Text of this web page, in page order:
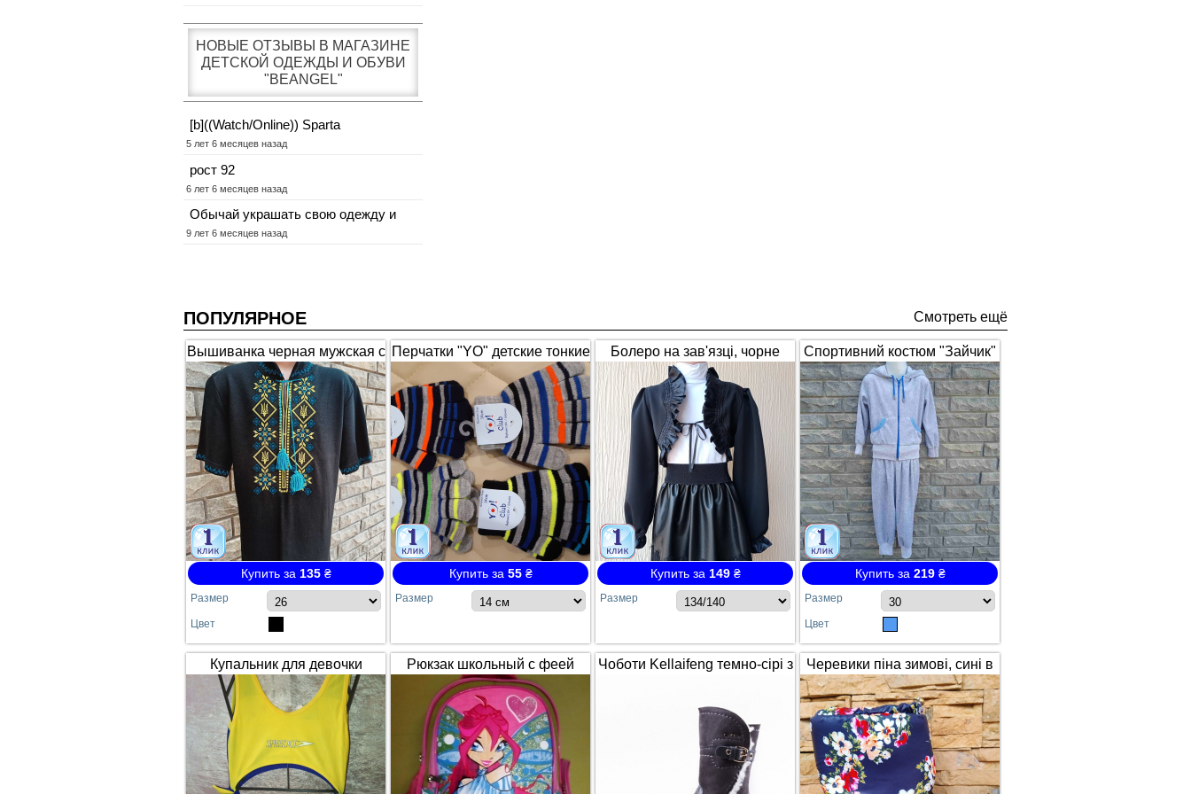
НОВЫЕ ОТЗЫВЫ В МАГАЗИНЕ
ДЕТСКОЙ ОДЕЖДЫ И ОБУВИ
"BEANGEL"
[b]((Watch/Online)) Sparta
5 лет 6 месяцев назад
рост 92
6 лет 6 месяцев назад
Обычай украшать свою одежду и
9 лет 6 месяцев назад
ПОПУЛЯРНОЕ Смотреть ещё
Вышиванка черная мужская с
коротким рукавом "Гербы"
Купить за 135₴
Размер
Цвет
Перчатки "YO" детские тонкие
полосатые
Купить за 55₴
Размер
Болеро на зав'язці, чорне
(1653)
Купить за 149₴
Размер
Спортивний костюм "Зайчик"
з вушками, сірий з синім 1672
(арт.326)
Купить за 219₴
Размер
Цвет
Купальник для девочки
SPEEDO жёлто-синий
сдельный №64
Рюкзак школьный с феей
Winx / Винкс
Чоботи Kellaifeng темно-сірі з
Черевики піна зимові, сині в
квітах